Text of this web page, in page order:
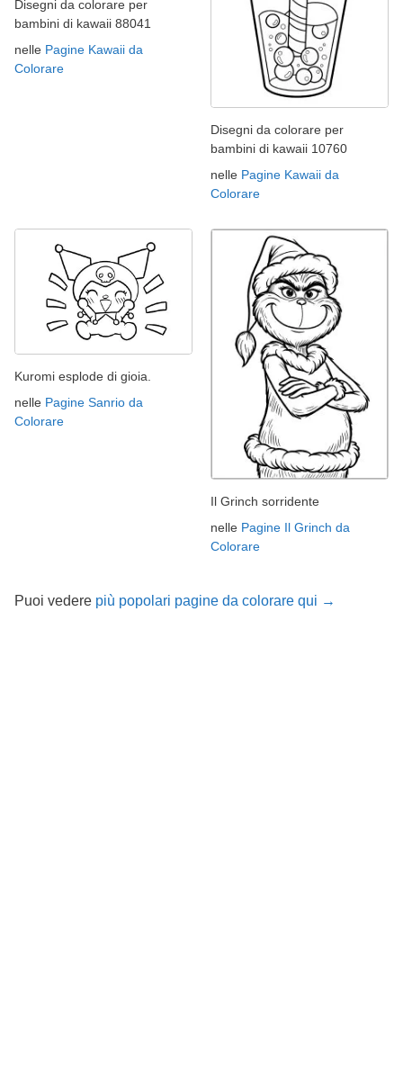
Disegni da colorare per
bambini di kawaii 88041
nelle Pagine Kawaii da
Colorare
Disegni da colorare per
bambini di kawaii 10760
nelle Pagine Kawaii da
Colorare
Kuromi esplode di gioia.
nelle Pagine Sanrio da
Colorare
Il Grinch sorridente
nelle Pagine Il Grinch da
Colorare
Puoi vedere più popolari pagine da colorare qui →